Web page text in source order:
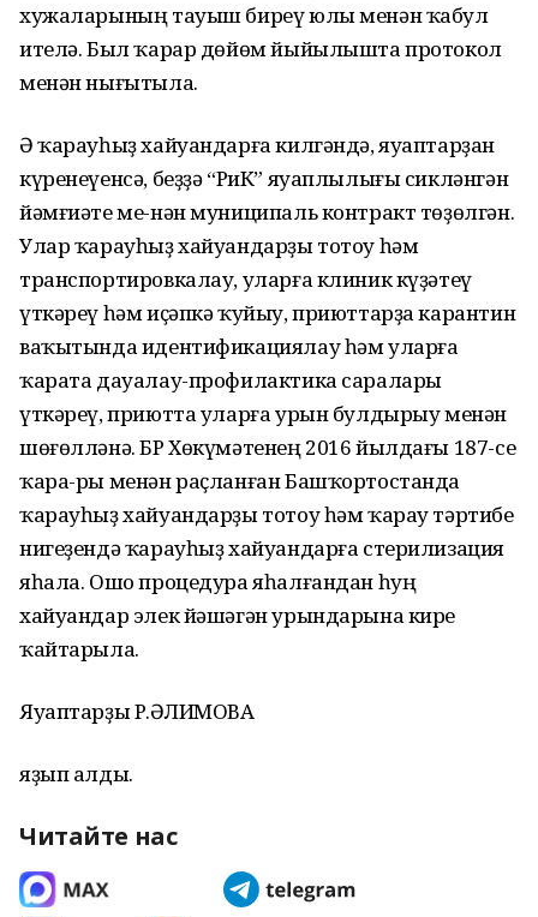
хужаларының тауыш биреү юлы менән ҡабул
ителә. Был ҡарар дөйөм йыйылышта протокол
менән нығытыла.
Ә ҡарауһыҙ хайуандарға килгәндә, яуаптарҙан
күренеүенсә, беҙҙә “РиК” яуаплылығы сикләнгән
йәмғиәте ме-нән муниципаль контракт төҙөлгән.
Улар ҡарауһыҙ хайуандарҙы тотоу һәм
транспортировкалау, уларға клиник күҙәтеү
үткәреү һәм иҫәпкә ҡуйыу, приюттарҙа карантин
ваҡытында идентификациялау һәм уларға
ҡарата дауалау-профилактика саралары
үткәреү, приютта уларға урын булдырыу менән
шөғөлләнә. БР Хөкүмәтенең 2016 йылдағы 187-се
ҡара-ры менән раҫланған Башҡортостанда
ҡарауһыҙ хайуандарҙы тотоу һәм ҡарау тәртибе
нигеҙендә ҡарауһыҙ хайуандарға стерилизация
яһала. Ошо процедура яһалғандан һуң
хайуандар элек йәшәгән урындарына кире
ҡайтарыла.
Яуаптарҙы Р.ҒӘЛИМОВА
яҙып алды.
Читайте нас